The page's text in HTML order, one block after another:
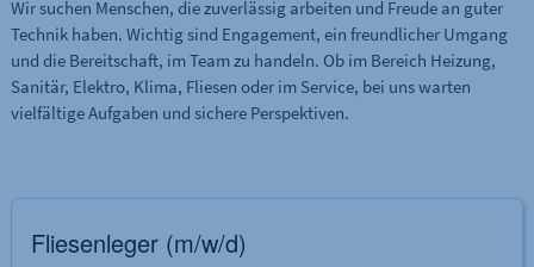
Wir suchen Menschen, die zuverlässig arbeiten und Freude an guter
Technik haben. Wichtig sind Engagement, ein freundlicher Umgang
und die Bereitschaft, im Team zu handeln. Ob im Bereich Heizung,
Sanitär, Elektro, Klima, Fliesen oder im Service, bei uns warten
vielfältige Aufgaben und sichere Perspektiven.
Fliesenleger (m/w/d)